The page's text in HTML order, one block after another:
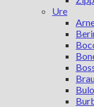
Ure